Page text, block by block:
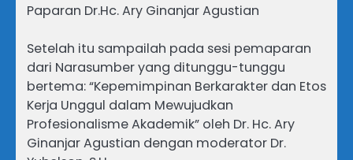
Paparan Dr.Hc. Ary Ginanjar Agustian
Setelah itu sampailah pada sesi pemaparan
dari Narasumber yang ditunggu-tunggu
bertema: “Kepemimpinan Berkarakter dan Etos
Kerja Unggul dalam Mewujudkan
Profesionalisme Akademik” oleh Dr. Hc. Ary
Ginanjar Agustian dengan moderator Dr.